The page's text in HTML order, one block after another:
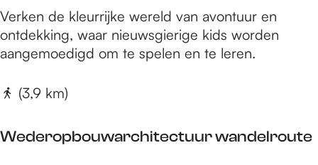
d
n
e
r
e
g
O
p
e
M
n
u
Verken de kleurrijke wereld van avontuur en
ontdekking, waar nieuwsgierige kids worden
aangemoedigd om te spelen en te leren.
(3,9 km)
Wederopbouwarchitectuur wandelroute